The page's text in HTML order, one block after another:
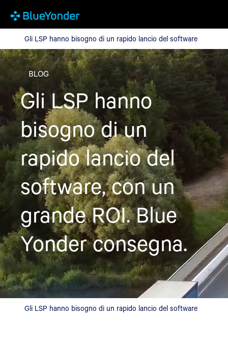
Gli LSP hanno bisogno di un rapido lancio del software
Gli LSP hanno bisogno di un rapido lancio del software
BLOG
Gli LSP hanno
bisogno di un
rapido lancio del
software, con un
grande ROI. Blue
Yonder consegna.
Gli LSP hanno bisogno di un rapido lancio del software